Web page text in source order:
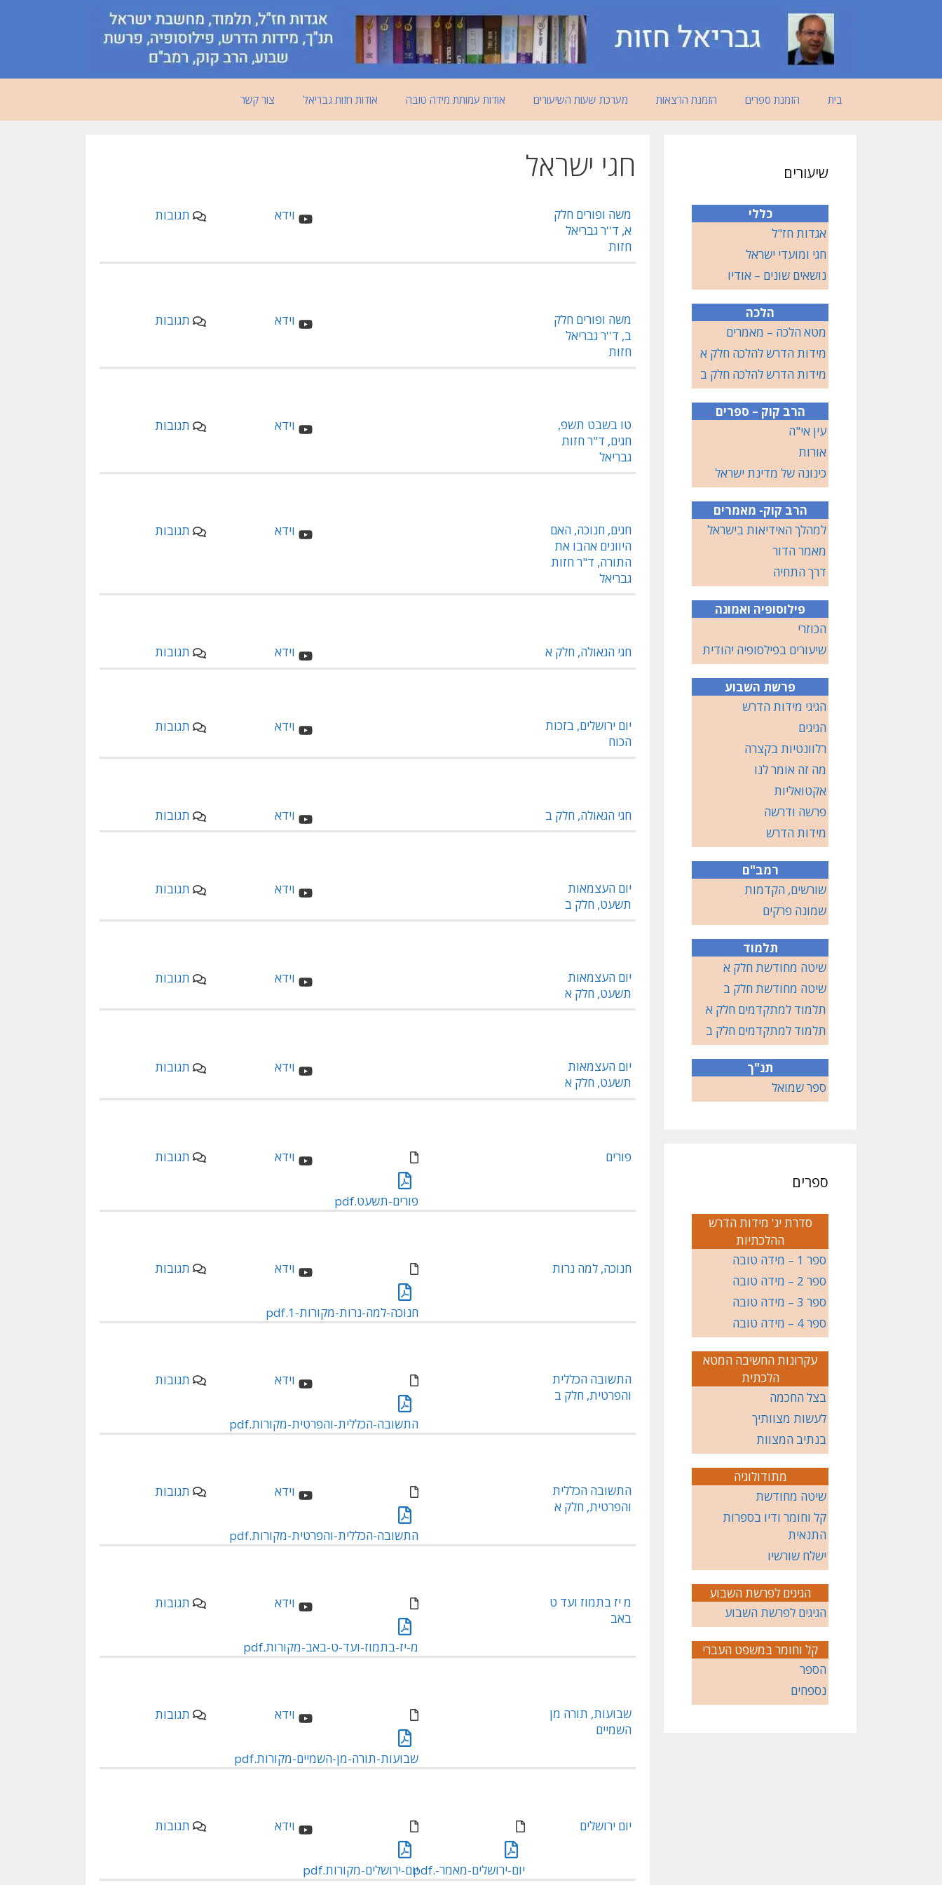
בית הזמנת ספרים הזמנת הרצאות מערכת שעות השיעורים אודות עמותת מידה טובה אודות חזות גבריאל צור קשר
חגי ישראל
משה ופורים חלק
א, ד''ר גבריאל
חזות
תגובות
משה ופורים חלק
ב, ד''ר גבריאל
חזות
תגובות
טו בשבט תשפ,
חגים, ד"ר חזות
גבריאל
תגובות
חגים, חנוכה, האם
היוונים אהבו את
התורה, ד"ר חזות
גבריאל
תגובות
חגי הגאולה, חלק א תגובות
יום ירושלים, בזכות
הכוח
תגובות
חגי הגאולה, חלק ב תגובות
יום העצמאות
תשעט, חלק ב
תגובות
יום העצמאות
תשעט, חלק א
תגובות
יום העצמאות
תשעט, חלק א
תגובות
פורים
פורים-תשעט.pdf
תגובות
חנוכה, למה נרות
חנוכה-למה-נרות-מקורות-1.pdf
תגובות
התשובה הכללית
והפרטית, חלק ב
התשובה-הכללית-והפרטית-מקורות.pdf
תגובות
התשובה הכללית
והפרטית, חלק א
התשובה-הכללית-והפרטית-מקורות.pdf
תגובות
מ יז בתמוז ועד ט
באב
מ-יז-בתמוז-ועד-ט-באב-מקורות.pdf
תגובות
שבועות, תורה מן
השמיים
שבועות-תורה-מן-השמיים-מקורות.pdf
תגובות
יום ירושלים
יום-ירושלים-מאמר-.pdf יום-ירושלים-מקורות.pdf
תגובות
שיעורים
כללי
אגדות חז"ל
חגי ומועדי ישראל
נושאים שונים – אודיו
הלכה
מטא הלכה – מאמרים
מידות הדרש להלכה חלק א
מידות הדרש להלכה חלק ב
הרב קוק – ספרים
עין אי"ה
אורות
כינונה של מדינת ישראל
הרב קוק- מאמרים
למהלך האידיאות בישראל
מאמר הדור
דרך התחיה
פילוסופיה ואמונה
הכוזרי
שיעורים בפילסופיה יהודית
פרשת השבוע
הגיגי מידות הדרש
הגיגים
רלוונטיות בקצרה
מה זה אומר לנו
אקטואליות
פרשה ודרשה
מידות הדרש
רמב"ם
שורשים, הקדמות
שמונה פרקים
תלמוד
שיטה מחודשת חלק א
שיטה מחודשת חלק ב
תלמוד למתקדמים חלק א
תלמוד למתקדמים חלק ב
תנ"ך
ספר שמואל
ספרים
סדרת יג' מידות הדרש
ההלכתיות
ספר 1 – מידה טובה
ספר 2 – מידה טובה
ספר 3 – מידה טובה
ספר 4 – מידה טובה
עקרונות החשיבה המטא
הלכתית
בצל החכמה
לעשות מצוותיך
בנתיב המצוות
מתודולוגיה
שיטה מחודשת
קל וחומר ודיו בספרות
התנאית
ישלח שורשיו
הגיגים לפרשת השבוע
הגיגים לפרשת השבוע
קל וחומר במשפט העברי
הספר
נספחים